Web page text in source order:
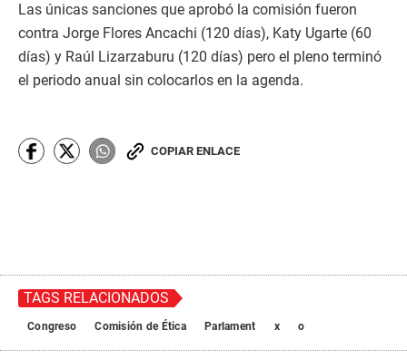
Las únicas sanciones que aprobó la comisión fueron
contra Jorge Flores Ancachi (120 días), Katy Ugarte (60
días) y Raúl Lizarzaburu (120 días) pero el pleno terminó
el periodo anual sin colocarlos en la agenda.
COPIAR ENLACE
TAGS RELACIONADOS
Congreso Comisión de Ética Parlament x o